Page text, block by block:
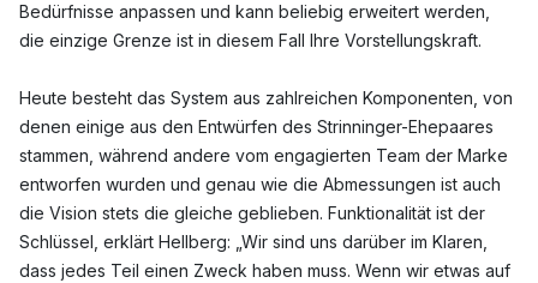
Bedürfnisse anpassen und kann beliebig erweitert werden,
die einzige Grenze ist in diesem Fall Ihre Vorstellungskraft.
Heute besteht das System aus zahlreichen Komponenten, von
denen einige aus den Entwürfen des Strinninger-Ehepaares
stammen, während andere vom engagierten Team der Marke
entworfen wurden und genau wie die Abmessungen ist auch
die Vision stets die gleiche geblieben. Funktionalität ist der
Schlüssel, erklärt Hellberg: „Wir sind uns darüber im Klaren,
dass jedes Teil einen Zweck haben muss. Wenn wir etwas auf